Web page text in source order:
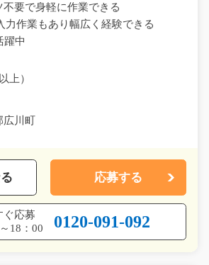
不要で身軽に作業できる
力作業もあり幅広く経験できる
躍中
上）
広川町
応募する
ぐ応募
18：00
0120-091-092